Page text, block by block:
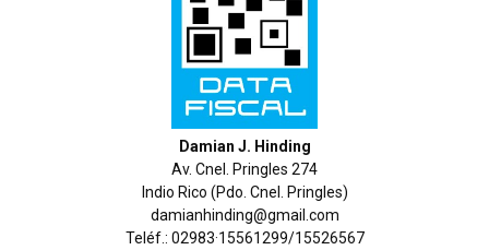
Damian J. Hinding
Av. Cnel. Pringles 274
Indio Rico (Pdo. Cnel. Pringles)
damianhinding@gmail.com
Teléf.: 02983·15561299/15526567